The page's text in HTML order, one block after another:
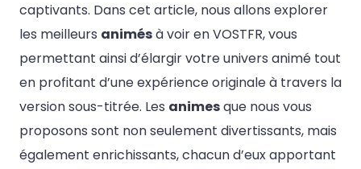
captivants. Dans cet article, nous allons explorer
les meilleurs animésà voir en VOSTFR, vous
permettant ainsi d’élargir votre univers animé tout
en profitant d’une expérience originale à travers la
version sous-titrée. Les animesque nous vous
proposons sont non seulement divertissants, mais
également enrichissants, chacun d’eux apportant